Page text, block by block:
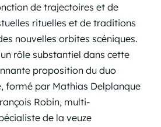
de trajectoires et de
rituelles et de traditions
nouvelles orbites scéniques.
rôle substantiel dans cette
proposition du duo
formé par Mathias Delplanque
Robin, multi-
de la veuze